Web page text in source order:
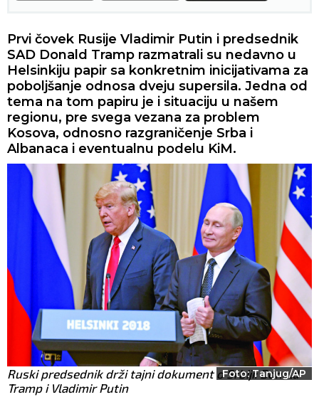
Prvi čovek Rusije Vladimir Putin i predsednik
SAD Donald Tramp razmatrali su nedavno u
Helsinkiju papir sa konkretnim inicijativama za
poboljšanje odnosa dveju supersila. Jedna od
tema na tom papiru je i situaciju u našem
regionu, pre svega vezana za problem
Kosova, odnosno razgraničenje Srba i
Albanaca i eventualnu podelu KiM.
Foto: Tanjug/AP
Ruski predsednik drži tajni dokument o Srbiji: Donald
Tramp i Vladimir Putin